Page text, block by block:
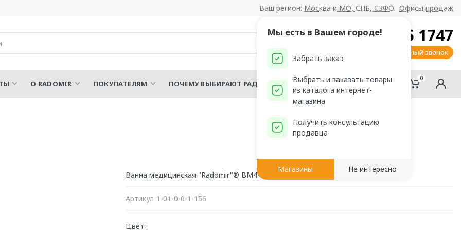
Ваш регион: Москва и МО, СПБ, СЗФО Офисы продаж
8 800 555 1747
Заказать обратный звонок
О RADOMIR ПОКУПАТЕЛЯМ ПОЧЕМУ ВЫБИРАЮТ РАДОМИР?
0
Ванна медицинская "Radomir"® ВМ4-"Цезарь"
Артикул 1-01-0-0-1-156
Цвет :
Мы есть в Вашем городе!
Забрать заказ
Выбрать и заказать товары
из каталога интернет-
магазина
Получить консультацию
продавца
Магазины Не интересно